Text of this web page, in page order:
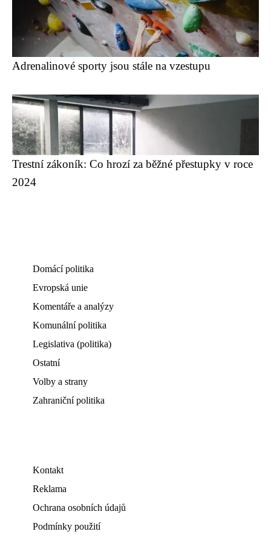
Adrenalinové sporty jsou stále na vzestupu
Trestní zákoník: Co hrozí za běžné přestupky v roce
2024
Domácí politika
Evropská unie
Komentáře a analýzy
Komunální politika
Legislativa (politika)
Ostatní
Volby a strany
Zahraniční politika
Kontakt
Reklama
Ochrana osobních údajů
Podmínky použití